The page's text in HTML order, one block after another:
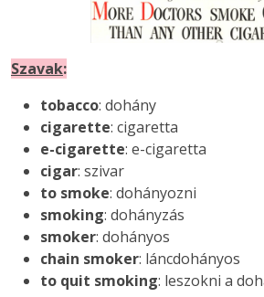
Szavak:
tobacco: dohány
cigarette: cigaretta
e-cigarette: e-cigaretta
cigar: szivar
to smoke: dohányozni
smoking: dohányzás
smoker: dohányos
chain smoker: láncdohányos
to quit smoking: leszokni a